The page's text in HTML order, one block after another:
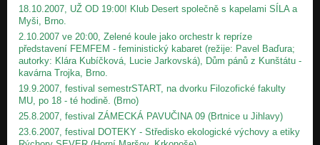
18.10.2007, UŽ OD 19:00! Klub Desert společně s kapelami SÍLA a
Myši, Brno.
2.10.2007 ve 20:00, Zelené koule jako orchestr k repríze
představení FEMFEM - feministický kabaret (režije: Pavel Baďura;
autorky: Klára Kubíčková, Lucie Jarkovská), Dům pánů z Kunštátu -
kavárna Trojka, Brno.
19.9.2007, festival semestrSTART, na dvorku Filozofické fakulty
MU, po 18 - té hodině. (Brno)
25.8.2007, festival ZÁMECKÁ PAVUČINA 09 (Brtnice u Jihlavy)
23.6.2007, festival DOTEKY - Středisko ekologické výchovy a etiky